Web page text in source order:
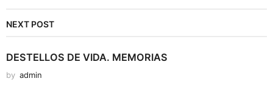
NEXT POST
DESTELLOS DE VIDA. MEMORIAS
by admin